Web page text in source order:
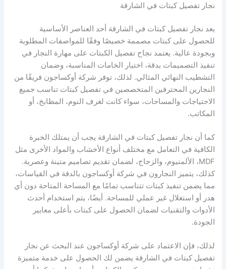
نجار تفصيل كبتات في الشارقة
يعد نجار تفصيل كبتات في الشارقة أحد العناصر الأساسية
للحصول على كبتات مصممة خصيصًا وفقًا للمواصفات المطلوبة
وبجودة عالية. يعتمد نجاح تفصيل الكبتات على مهارة النجار في
تنفيذ التصميمات بدقة، اختيار الخامات المناسبة، وضمان
التشطيب النهائي المثالي. لذلك، توفر شركة أوكساجون فريقًا من
النجارين المحترفين المتخصصين في تفصيل كبتات تناسب جميع
الاحتياجات والمساحات، سواء كانت لغرف النوم، المطابخ، أو
المكاتب.
كما أن نجار تفصيل كبتات في الشارقة يجب أن يمتلك الخبرة
الكافية في التعامل مع مختلف أنواع الأخشاب والمواد الأخرى مثل
MDF، الألمنيوم، والزجاج، لضمان تقديم تصاميم متينة وعصرية.
كذلك، يتميز النجارون في شركة أوكساجون بالدقة في القياسات،
مما يضمن تنفيذ كبتات تتناسب تمامًا مع المساحة المتاحة دون أي
هدر أو استغلال غير عملي للمساحة. أيضًا، يتم استخدام أحدث
الأدوات والتقنيات لضمان الحصول على كبتات بأعلى معايير
الجودة.
لذلك، فإن الاعتماد على شركة أوكساجون عند البحث عن نجار
تفصيل كبتات في الشارقة يضمن لك الحصول على خدمة متميزة